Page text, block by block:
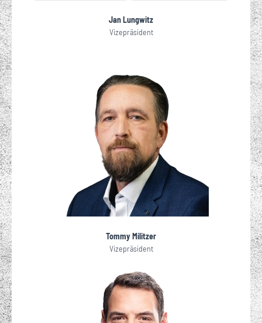
Jan Lungwitz
Vizepräsident
Tommy Militzer
Vizepräsident